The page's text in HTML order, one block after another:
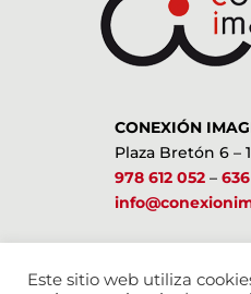
CONEXIÓN
Plaza Bretón 6 –
978 612 052–
Este sitio web utiliza